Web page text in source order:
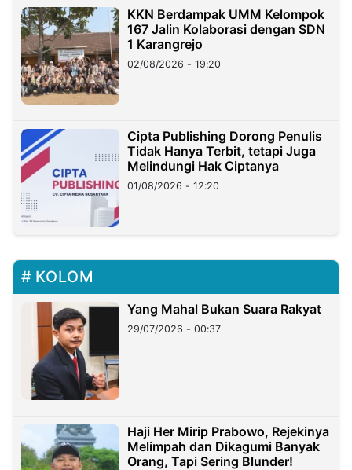
KKN Berdampak UMM Kelompok
167 Jalin Kolaborasi dengan SDN
1 Karangrejo
02/08/2026 - 19:20
Cipta Publishing Dorong Penulis
Tidak Hanya Terbit, tetapi Juga
Melindungi Hak Ciptanya
01/08/2026 - 12:20
KOLOM
Yang Mahal Bukan Suara Rakyat
29/07/2026 - 00:37
Haji Her Mirip Prabowo, Rejekinya
Melimpah dan Dikagumi Banyak
Orang, Tapi Sering Blunder!